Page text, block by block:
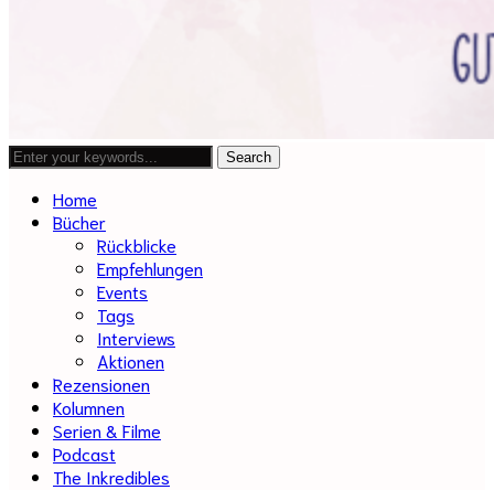
Home
Bücher
Rückblicke
Empfehlungen
Events
Tags
Interviews
Aktionen
Rezensionen
Kolumnen
Serien & Filme
Podcast
The Inkredibles